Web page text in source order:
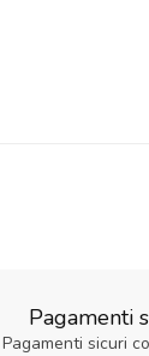
Pagamenti
Pagamenti sicuri